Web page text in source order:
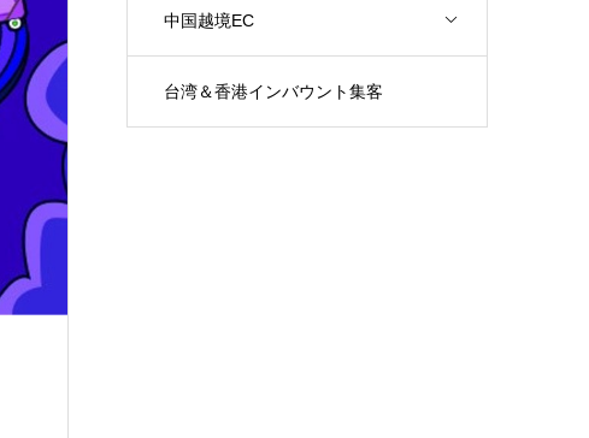
中国越境EC
台湾＆香港インバウント集客